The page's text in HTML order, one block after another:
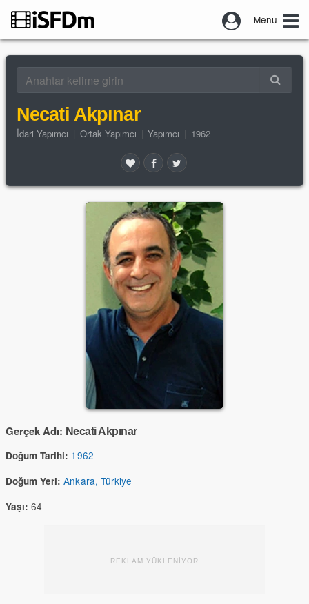
Menu
Necati Akpınar
İdari Yapımcı Ortak Yapımcı Yapımcı 1962
Gerçek Adı: Necati Akpınar
Doğum Tarihi: 1962
Doğum Yeri: Ankara, Türkiye
Yaşı: 64
REKLAM YÜKLENİYOR